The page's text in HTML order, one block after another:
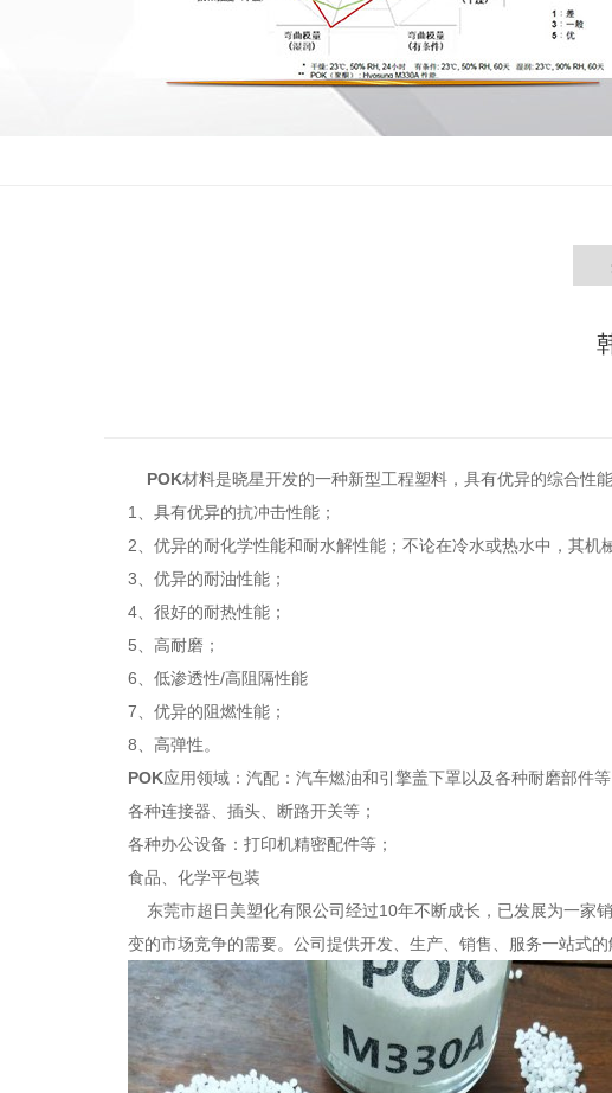
POK材料是晓星开发的一种新型工程塑料，具有优异的综合性
1、具有优异的抗冲击性能；
2、优异的耐化学性能和耐水解性能；不论在冷水或热水中，其机
3、优异的耐油性能；
4、很好的耐热性能；
5、高耐磨；
6、低渗透性/高阻隔性能
7、优异的阻燃性能；
8、高弹性。
POK应用领域：汽配：汽车燃油和引擎盖下罩以及各种耐磨部件等
各种连接器、插头、断路开关等；
各种办公设备：打印机精密配件等；
食品、化学平包装
东莞市超日美塑化有限公司经过10年不断成长，已发展为一家
变的市场竞争的需要。公司提供开发、生产、销售、服务一站式